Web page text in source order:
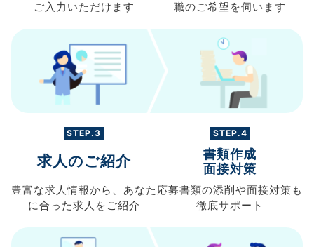
ご入力 いただけます
職のご希望を伺います
STEP.3
求人のご紹介
豊富な求人情報から、 あなた
に合った求人を ご紹介
STEP.4
書類作成
面接対策
応募書類の添削や面接対策も
徹底サポート